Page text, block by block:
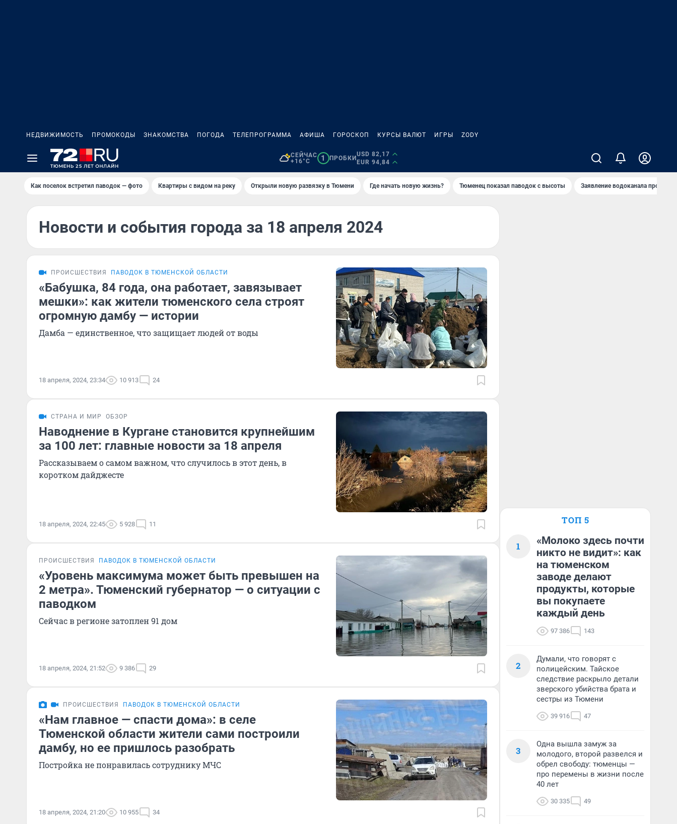
НЕДВИЖИМОСТЬ ПРОМОКОДЫ ЗНАКОМСТВА ПОГОДА ТЕЛЕПРОГРАММА АФИША ГОРОСКОП КУРСЫ ВАЛЮТ ИГРЫ ZODY
СЕЙЧАС
+16°C
1 ПРОБКИ
USD 82,17
EUR 94,84
Как поселок встретил паводок — фото Квартиры с видом на реку Открыли новую развязку в Тюмени Где начать новую жизнь? Тюменец показал паводок с высоты Заявление водоканала про
Новости и события города за 18 апреля 2024
ПРОИСШЕСТВИЯ ПАВОДОК В ТЮМЕНСКОЙ ОБЛАСТИ
«Бабушка, 84 года, она работает, завязывает
мешки»: как жители тюменского села строят
огромную дамбу — истории
Дамба — единственное, что защищает людей от воды
18 апреля, 2024, 23:34 10 913 24
СТРАНА И МИР ОБЗОР
Наводнение в Кургане становится крупнейшим
за 100 лет: главные новости за 18 апреля
Рассказываем о самом важном, что случилось в этот день, в
коротком дайджесте
18 апреля, 2024, 22:45 5 928 11
ПРОИСШЕСТВИЯ ПАВОДОК В ТЮМЕНСКОЙ ОБЛАСТИ
«Уровень максимума может быть превышен на
2 метра». Тюменский губернатор — о ситуации с
паводком
Сейчас в регионе затоплен 91 дом
18 апреля, 2024, 21:52 9 386 29
ПРОИСШЕСТВИЯ ПАВОДОК В ТЮМЕНСКОЙ ОБЛАСТИ
«Нам главное — спасти дома»: в селе
Тюменской области жители сами построили
дамбу, но ее пришлось разобрать
Постройка не понравилась сотруднику МЧС
18 апреля, 2024, 21:20 10 955 34
ТОП 5
1
«Молоко здесь почти
никто не видит»: как
на тюменском
заводе делают
продукты, которые
вы покупаете
каждый день
97 386 143
2
Думали, что говорят с
полицейским. Тайское
следствие раскрыло детали
зверского убийства брата и
сестры из Тюмени
39 916 47
3
Одна вышла замуж за
молодого, второй развелся и
обрел свободу: тюменцы —
про перемены в жизни после
40 лет
30 335 49